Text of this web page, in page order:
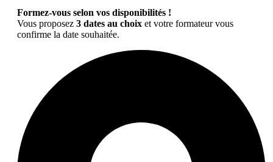
Formez-vous selon vos disponibilités !
Vous proposez 3 dates au choix et votre formateur vous
confirme la date souhaitée.